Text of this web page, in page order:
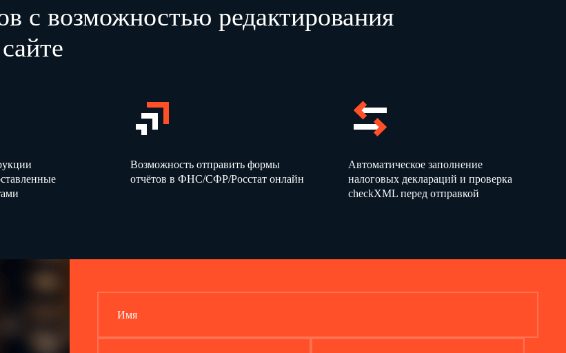
акты Российской Федерации".
ЕДИНОГО ТРАНСПОРТНОГО ДОКУМЕНТА серии
с возможностью редактирования
Возможность отправить формы
отчётов в ФНС/СФР/Росстат онлайн
Автоматическое заполнение
налоговых деклараций и проверка
checkXML перед отправкой
Имя